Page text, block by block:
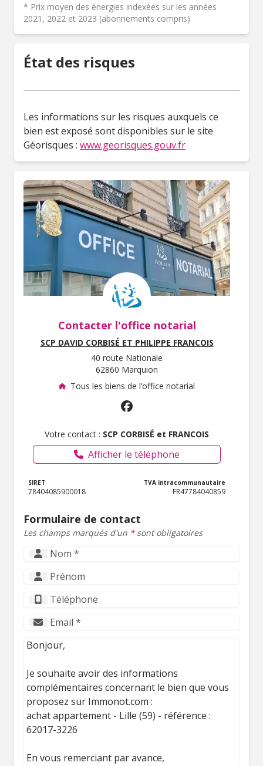
* Prix moyen des énergies indexées sur les années
2021, 2022 et 2023 (abonnements compris)
État des risques
Les informations sur les risques auxquels ce
bien est exposé sont disponibles sur le site
Géorisques : www.georisques.gouv.fr
Contacter l'office notarial
SCP DAVID CORBISÉ ET PHILIPPE FRANCOIS
40 route Nationale
62860 Marquion
Tous les biens de l’office notarial
Votre contact : SCP CORBISÉ et FRANCOIS
Afficher le téléphone
SIRET
78404085900018
TVA intracommunautaire
FR47784040859
Formulaire de contact
Les champs marqués d'un *sont obligatoires